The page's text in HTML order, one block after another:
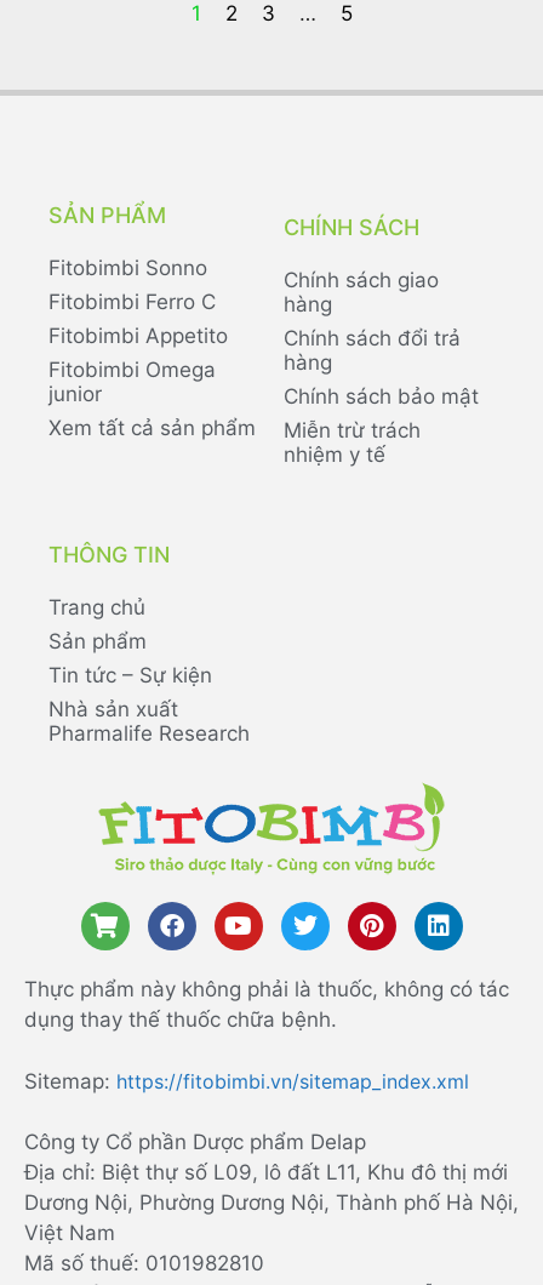
1 2 3 … 5
SẢN PHẨM
Fitobimbi Sonno
Fitobimbi Ferro C
Fitobimbi Appetito
Fitobimbi Omega
junior
Xem tất cả sản phẩm
CHÍNH SÁCH
Chính sách giao
hàng
Chính sách đổi trả
hàng
Chính sách bảo mật
Miễn trừ trách
nhiệm y tế
THÔNG TIN
Trang chủ
Sản phẩm
Tin tức – Sự kiện
Nhà sản xuất
Pharmalife Research
Thực phẩm này không phải là thuốc, không có tác
dụng thay thế thuốc chữa bệnh.
Sitemap: https://fitobimbi.vn/sitemap_index.xml
Công ty Cổ phần Dược phẩm Delap
Địa chỉ: Biệt thự số L09, lô đất L11, Khu đô thị mới
Dương Nội, Phường Dương Nội, Thành phố Hà Nội,
Việt Nam
Mã số thuế: 0101982810